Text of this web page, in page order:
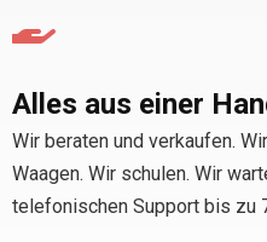
Alles aus einer
Wir beraten und verkaufen.
Waagen. Wir schulen. Wir
telefonischen Support bis zu